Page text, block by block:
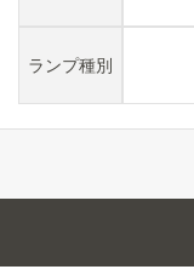
ランプ種別